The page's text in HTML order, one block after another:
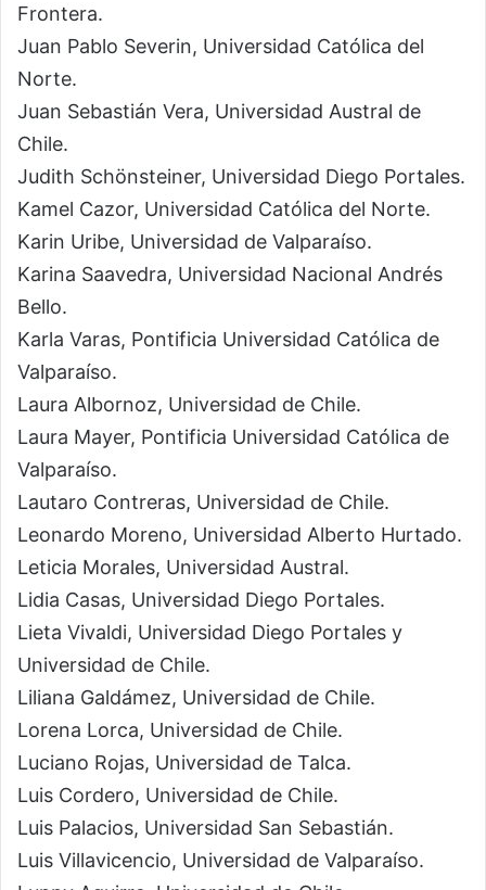
Frontera.
Juan Pablo Severin, Universidad Católica del
Norte.
Juan Sebastián Vera, Universidad Austral de
Chile.
Judith Schönsteiner, Universidad Diego Portales.
Kamel Cazor, Universidad Católica del Norte.
Karin Uribe, Universidad de Valparaíso.
Karina Saavedra, Universidad Nacional Andrés
Bello.
Karla Varas, Pontificia Universidad Católica de
Valparaíso.
Laura Albornoz, Universidad de Chile.
Laura Mayer, Pontificia Universidad Católica de
Valparaíso.
Lautaro Contreras, Universidad de Chile.
Leonardo Moreno, Universidad Alberto Hurtado.
Leticia Morales, Universidad Austral.
Lidia Casas, Universidad Diego Portales.
Lieta Vivaldi, Universidad Diego Portales y
Universidad de Chile.
Liliana Galdámez, Universidad de Chile.
Lorena Lorca, Universidad de Chile.
Luciano Rojas, Universidad de Talca.
Luis Cordero, Universidad de Chile.
Luis Palacios, Universidad San Sebastián.
Luis Villavicencio, Universidad de Valparaíso.